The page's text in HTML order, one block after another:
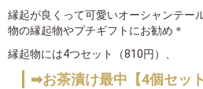
縁起が良くって可愛いオーシャンテー
物の縁起物やプチギフトにお勧め＊
縁起物には4つセット（810円）、
➡お茶漬け最中【4個セット